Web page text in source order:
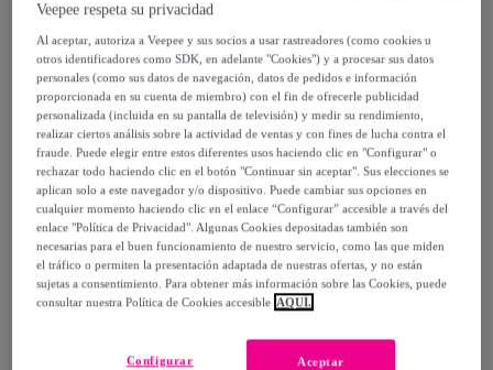
Vendido porCreaciones Euromoda
Entrega
Entrega desde2,95 €
Gratis desde 39,94 € de compra
Entrega: Entre el11/08y el14/08
Veepee respeta su privacidad
Al aceptar, autoriza a Veepee y sus socios a usar rastreadores (como cookies u
otros identificadores como SDK, en adelante "Cookies") y a procesar sus datos
personales (como sus datos de navegación, datos de pedidos e información
proporcionada en su cuenta de miembro) con el fin de ofrecerle publicidad
personalizada (incluida en su pantalla de televisión) y medir su rendimiento,
realizar ciertos análisis sobre la actividad de ventas y con fines de lucha contra el
fraude. Puede elegir entre estos diferentes usos haciendo clic en "Configurar" o
rechazar todo haciendo clic en el botón "Continuar sin aceptar". Sus elecciones se
aplican solo a este navegador y/o dispositivo. Puede cambiar sus opciones en
cualquier momento haciendo clic en el enlace “Configurar” accesible a través del
enlace "Política de Privacidad". Algunas Cookies depositadas también son
necesarias para el buen funcionamiento de nuestro servicio, como las que miden
el tráfico o permiten la presentación adaptada de nuestras ofertas, y no están
sujetas a consentimiento. Para obtener más información sobre las Cookies, puede
consultar nuestra Política de Cookies accesible AQUÍ.
Aceptar
Configurar